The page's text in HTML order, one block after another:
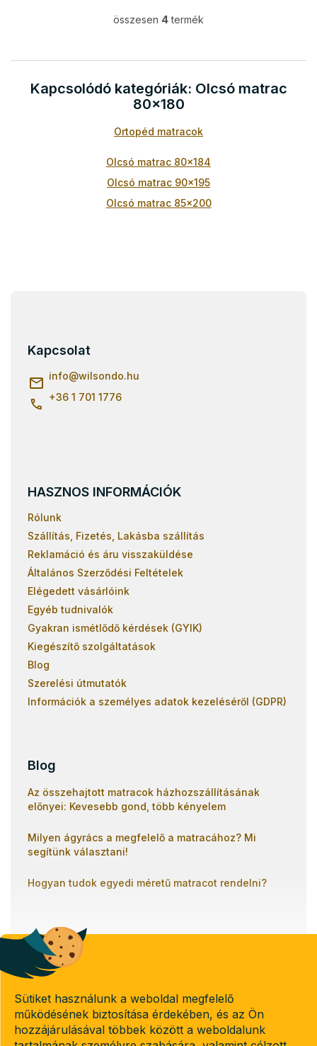
Sütiket használunk a weboldal megfelelő
működésének biztosítása érdekében, és az Ön
hozzájárulásával többek között a weboldalunk
L
t
a
i
r
n
í
á
s
összesen 4termék
Kapcsolódó kategóriák: Olcsó matrac
80x180
Ortopéd matracok
Olcsó matrac 80x184
Olcsó matrac 90x195
Olcsó matrac 85x200
Kapcsolat
info@wilsondo.hu
+36 1 701 1776
HASZNOS INFORMÁCIÓK
Rólunk
Szállítás, Fizetés, Lakásba szállítás
Reklamáció és áru visszaküldése
Általános Szerződési Feltételek
Elégedett vásárlóink
Egyéb tudnivalók
Gyakran ismétlődő kérdések (GYIK)
Kiegészítő szolgáltatások
Blog
Szerelési útmutatók
Információk a személyes adatok kezeléséről (GDPR)
Blog
Az összehajtott matracok házhozszállításának
előnyei: Kevesebb gond, több kényelem
Milyen ágyrács a megfelelő a matracához? Mi
segítünk választani!
Hogyan tudok egyedi méretű matracot rendelni?
Copyright 2026
Emeletes-agyak.hu
. Minden jog fenntartva.